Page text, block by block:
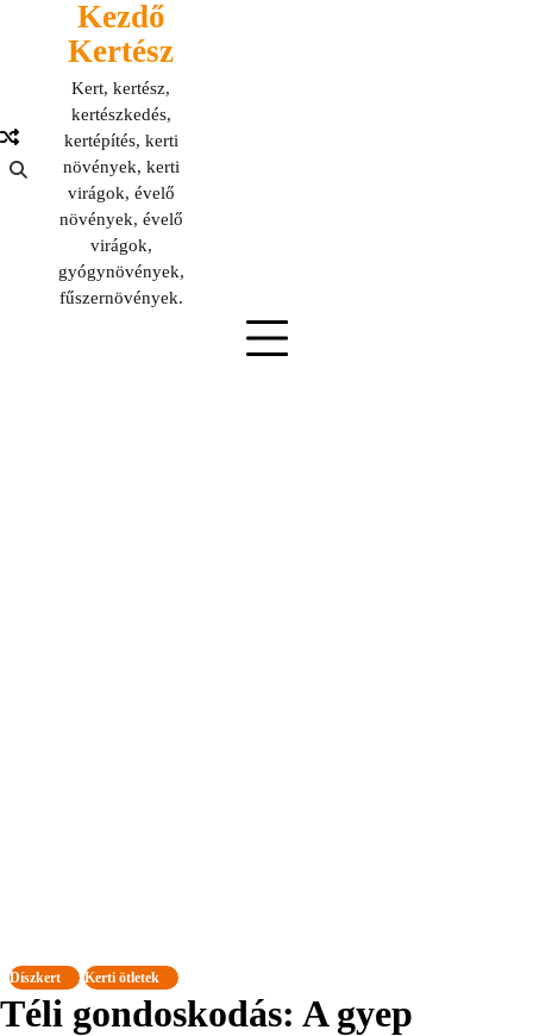
Kezdő
Kertész
Kert, kertész,
kertészkedés,
kertépítés, kerti
növények, kerti
virágok, évelő
növények, évelő
virágok,
gyógynövények,
fűszernövények.
Díszkert Kerti ötletek
Téli gondoskodás: A gyep